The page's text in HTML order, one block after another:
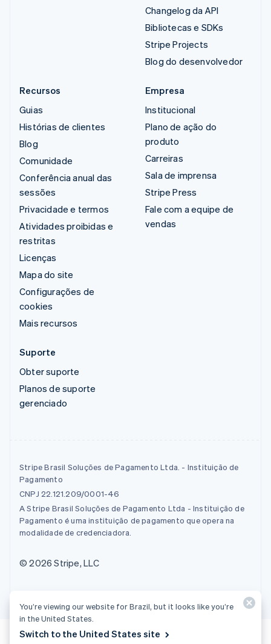
Changelog da API
Bibliotecas e SDKs
Stripe Projects
Blog do desenvolvedor
Recursos
Guias
Histórias de clientes
Blog
Comunidade
Conferência anual das
sessões
Privacidade e termos
Atividades proibidas e
restritas
Licenças
Mapa do site
Configurações de
cookies
Mais recursos
Empresa
Institucional
Plano de ação do
produto
Carreiras
Sala de imprensa
Stripe Press
Fale com a equipe de
vendas
Suporte
Obter suporte
Planos de suporte
gerenciado
Stripe Brasil Soluções de Pagamento Ltda. - Instituição de
Pagamento
CNPJ 22.121.209/0001-46
A Stripe Brasil Soluções de Pagamento Ltda - Instituição de
Pagamento é uma instituição de pagamento que opera na
modalidade de credenciadora.
© 2026 Stripe, LLC
You’re viewing our website for Brazil, but it looks like you’re
in the United States.
Switch to the United States site